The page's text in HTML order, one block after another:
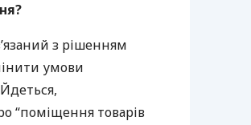
з рішенням
умови
“поміщення товарів